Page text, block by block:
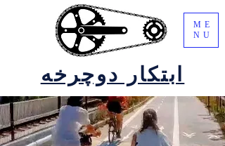
ابتکار دوچرخه
ME
NU